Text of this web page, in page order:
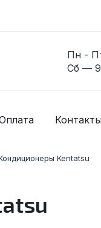
Пн -
Сб —
Kentatsu